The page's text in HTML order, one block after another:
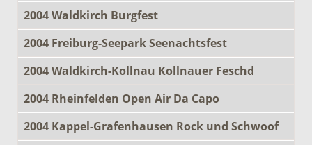
2004 Waldkirch Burgfest
2004 Freiburg-Seepark Seenachtsfest
2004 Waldkirch-Kollnau Kollnauer Feschd
2004 Rheinfelden Open Air Da Capo
2004 Kappel-Grafenhausen Rock und Schwoof